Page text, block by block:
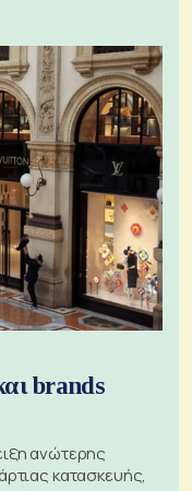
brands
ανώτερης
κατασκευής,